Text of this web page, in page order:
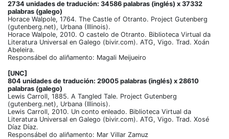
2734 unidades de tradución: 34586 palabras (inglés) x 37332
palabras (galego)
Horace Walpole, 1764. The Castle of Otranto. Project Gutenberg
(gutenberg.net), Urbana (Illinois).
Horace Walpole, 2010. O castelo de Otranto. Biblioteca Virtual da
Literatura Universal en Galego (bivir.com). ATG, Vigo. Trad. Xoán
Abeleira.
Responsábel do aliñamento: Magali Meijueiro
[UNC]
804 unidades de tradución: 29005 palabras (inglés) x 28610
palabras (galego)
Lewis Carroll, 1885. A Tangled Tale. Project Gutenberg
(gutenberg.net), Urbana (Illinois).
Lewis Carroll, 2010. Un conto enleado. Biblioteca Virtual da
Literatura Universal en Galego (bivir.com). ATG, Vigo. Trad. Xosé
Díaz Díaz.
Responsábel do aliñamento: Mar Villar Zamuz